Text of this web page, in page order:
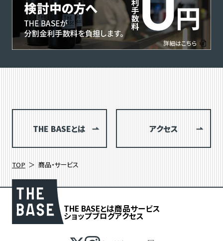
THE BASEとは アクセス
TOP 商品・サービス
THE BASEとは商品サービス
ショップブログアクセス